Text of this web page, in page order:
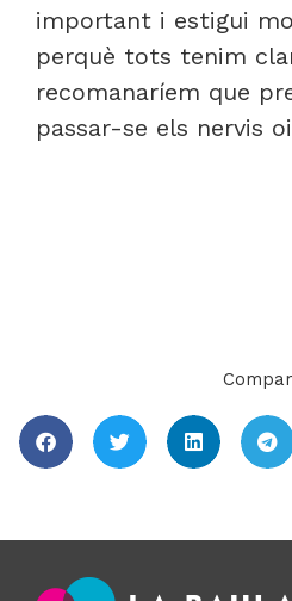
important i estigui
perquè tots tenim
recomanaríem que
passar-se els nervis